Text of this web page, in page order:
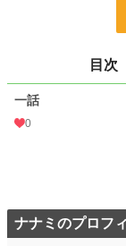
魔導具が世界の環境問
※小説家になろう・カク
24h.ポイント 0 pt
文字数 8,113
目次
一話
0
ナナミのプロフ